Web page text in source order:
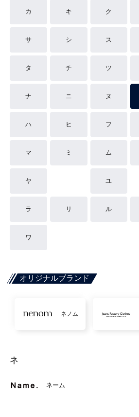
カ キ ク
サ シ ス
タ チ ツ
ナ ニ ヌ
ハ ヒ フ
マ ミ ム
ヤ ユ
ラ リ ル
ワ
オリジナルブランド
ネノム
ネ
ネーム